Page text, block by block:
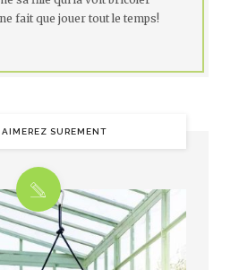
fait que jouer tout le temps!
SUREMENT